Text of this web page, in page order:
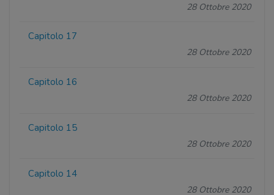
28 Ottobre 2020
Capitolo 17
28 Ottobre 2020
Capitolo 16
28 Ottobre 2020
Capitolo 15
28 Ottobre 2020
Capitolo 14
28 Ottobre 2020